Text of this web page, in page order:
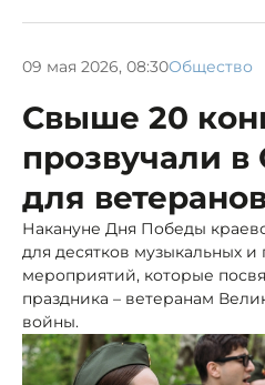
09 мая 2026, 08:30Общество
Свыше 20
прозвучали в
для
Накануне Дня Победы
для десятков музыкальных и
мероприятий, которые
праздника – ветеранам
войны.